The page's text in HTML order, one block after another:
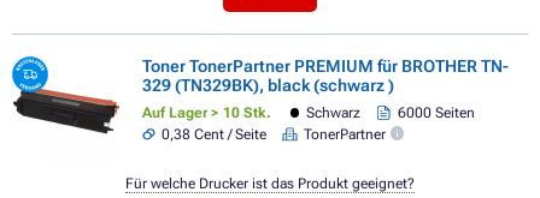
Toner TonerPartner PREMIUM für BROTHER TN-
329 (TN329BK), black (schwarz )
Auf Lager > 10 Stk. Schwarz
6000 Seiten
0,38 Cent / Seite
TonerPartner
Für welche Drucker ist das Produkt geeignet?